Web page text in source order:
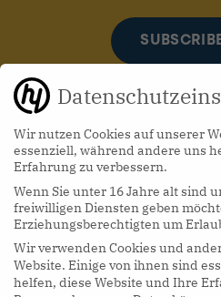
hy
LISTEN
Wir nutzen Cookies auf unserer
essenziell, während andere uns
Erfahrung zu verbessern.
Wenn Sie unter 16 Jahre alt sind
freiwilligen Diensten geben
Erziehungsberechtigten um
Wir verwenden Cookies und
Website. Einige von ihnen sind
helfen, diese Website und Ihre